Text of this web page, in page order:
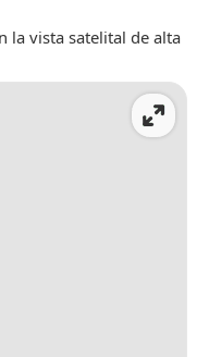
la vista satelital de alta